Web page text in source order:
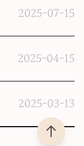
2025-07-15
2025-04-15
2025-03-13